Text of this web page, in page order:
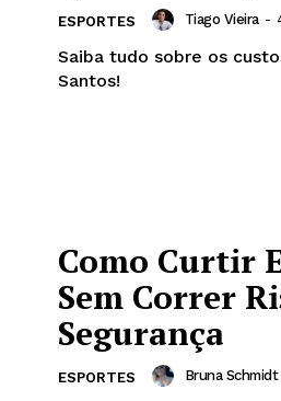
ESPORTES Tiago Vieira -
Saiba tudo sobre os
Santos!
Como Curtir
Sem Correr
Segurança
ESPORTES Bruna Schmidt